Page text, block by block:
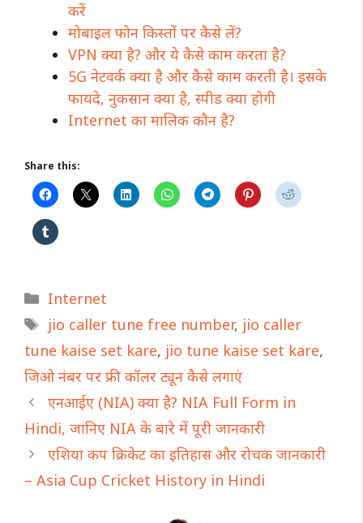
करें
मोबाइल फोन किस्तों पर कैसे लें?
VPN क्या है? और ये कैसे काम करता है?
5G नेटवर्क क्या है और कैसे काम करती है। इसके
फायदे, नुकसान क्या है, स्पीड क्या होगी
Internet का मालिक कौन है?
Share this:
Categories
Internet
Tags
jio caller tune free number, jio caller
tune kaise set kare, jio tune kaise set kare,
जिओ नंबर पर फ्री कॉलर ट्यून कैसे लगाएं
एनआईए (NIA) क्या है? NIA Full Form in
Hindi, जानिए NIA के बारे में पूरी जानकारी
एशिया कप क्रिकेट का इतिहास और रोचक जानकारी
– Asia Cup Cricket History in Hindi